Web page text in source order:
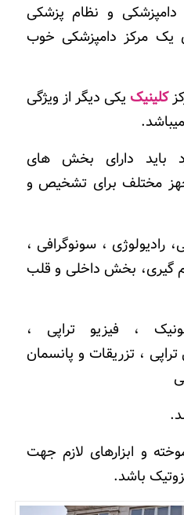
و نظام پزشکی
یک مرکز دامپزشکی خوب
کلینیک یکی دیگر از ویژگی
باید دارای بخش های
مختلف برای تشخیص و
رادیولوژی ، سونوگرافی ،
گیری، بخش داخلی و قلب
، فیزیو تراپی ،
، تزریقات و پانسمان
و ابزارهای لازم جهت
باشد.